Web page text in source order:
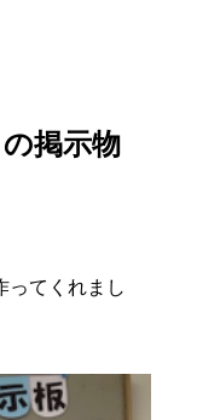
掲示物
ってくれまし